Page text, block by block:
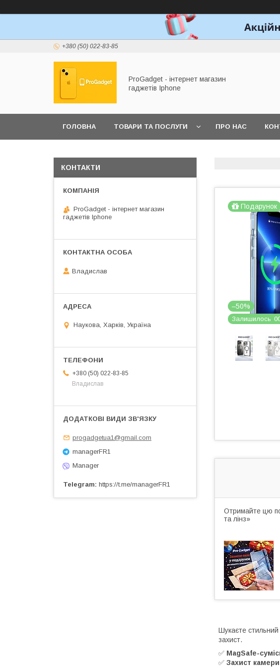
+380 (50) 022-83-85
ProGadget - iнтернет магазин
гаджетів Iphone
ГОЛОВНА ТОВАРИ ТА ПОСЛУГИ ПРО НАС
Подарунок
–50%
Залишилось 0
Отримайте цю
та лінз»
Шукаєте
захист.
✅ MagSafe-
✅ Захист камери
КОНТАКТИ
ProGadget - iнтернет магазин
гаджетів Iphone
Владислав
Наукова, Харків, Україна
+380 (50) 022-83-85
Владислав
progadgetua1@gmail.com
managerFR1
Manager
Telegram https://t.me/managerFR1